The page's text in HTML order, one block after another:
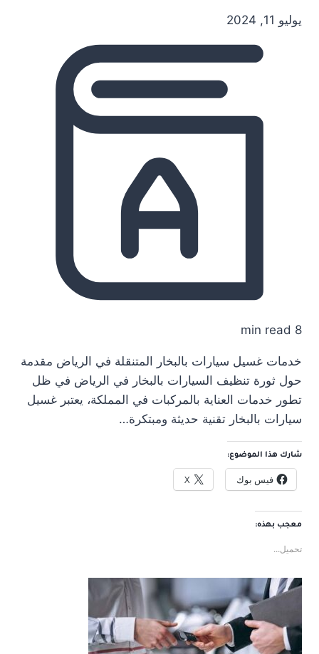
يوليو 11, 2024
8 min read
خدمات غسيل سيارات بالبخار المتنقلة في الرياض مقدمة
حول ثورة تنظيف السيارات بالبخار في الرياض في ظل
تطور خدمات العناية بالمركبات في المملكة، يعتبر غسيل
سيارات بالبخار تقنية حديثة ومبتكرة…
شارك هذا الموضوع:
فيس بوك X
معجب بهذه:
تحميل...